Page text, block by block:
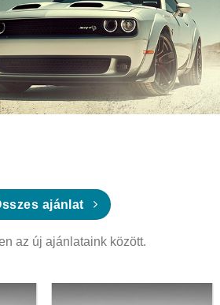
ajánlat
az új ajánlataink között.